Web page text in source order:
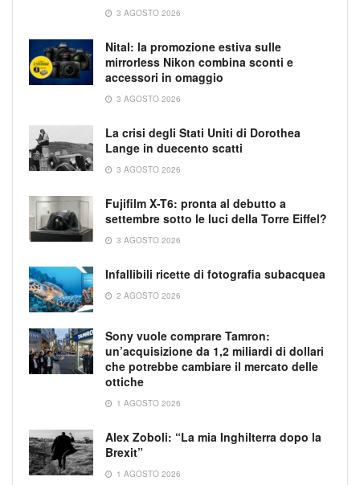
3 AGOSTO 2026
Nital: la promozione estiva sulle
mirrorless Nikon combina sconti e
accessori in omaggio
3 AGOSTO 2026
La crisi degli Stati Uniti di Dorothea
Lange in duecento scatti
3 AGOSTO 2026
Fujifilm X-T6: pronta al debutto a
settembre sotto le luci della Torre Eiffel?
3 AGOSTO 2026
Infallibili ricette di fotografia subacquea
2 AGOSTO 2026
Sony vuole comprare Tamron:
un’acquisizione da 1,2 miliardi di dollari
che potrebbe cambiare il mercato delle
ottiche
1 AGOSTO 2026
Alex Zoboli: “La mia Inghilterra dopo la
Brexit”
1 AGOSTO 2026